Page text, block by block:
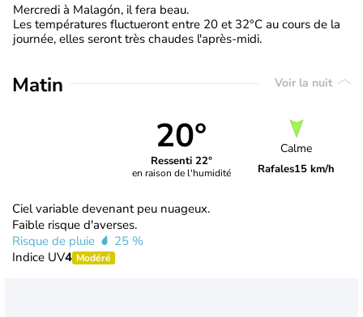
Mercredi à Malagón, il fera beau.
Les températures fluctueront entre 20 et 32°C au cours de la
journée, elles seront très chaudes l'après-midi.
Matin Voir la nuit
20°
Ressenti 22°
en raison de l'humidité
Calme
Rafales15 km/h
Ciel variable devenant peu nuageux.
Faible risque d'averses.
Risque de pluie
25 %
Indice UV4 Modéré